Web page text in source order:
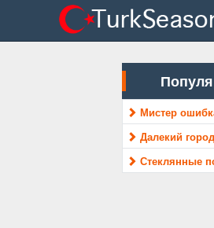
Мистер
Далекий город
Стеклянные